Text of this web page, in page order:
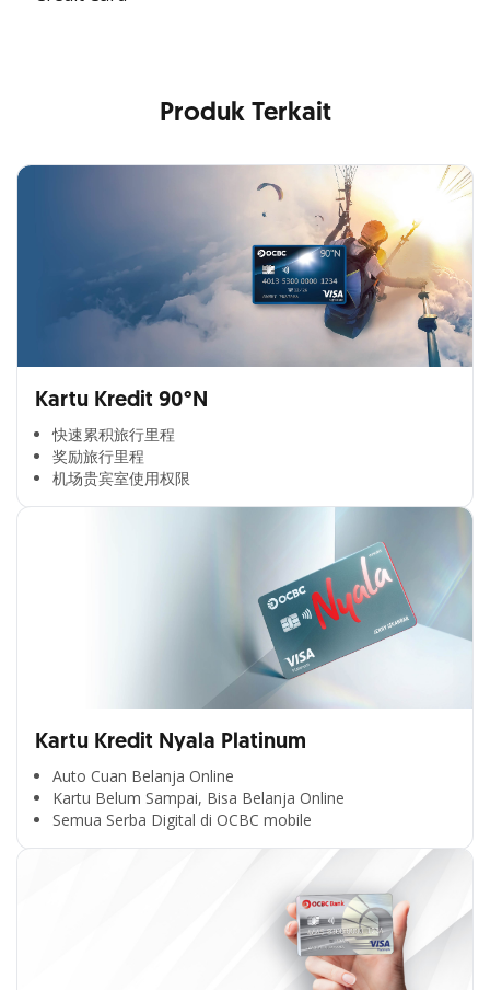
Produk Terkait
Kartu Kredit 90°N
快速累积旅行里程​
奖励旅行里程​
机场贵宾室使用权限​
Kartu Kredit Nyala Platinum
Auto Cuan Belanja Online
Kartu Belum Sampai, Bisa Belanja Online
Semua Serba Digital di OCBC mobile